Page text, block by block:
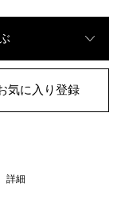
気に入り登録
詳細